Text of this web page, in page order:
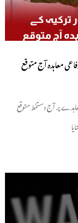
معاہدہ آج متوقع
پر آج دستخط متوقع